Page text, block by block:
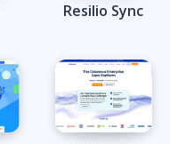
Resilio Sync